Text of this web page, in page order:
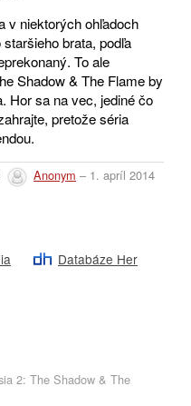
v niektorých ohľadoch
brata, podľa
To ale
Shadow & The Flame by
Hor sa na vec, jediné čo
pretože séria
Anonym – 1. apríl 2014
Databáze Her
2: The Shadow & The